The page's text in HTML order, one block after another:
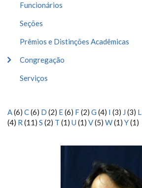
Funcionários
Seções
Prêmios e Distinções Acadêmicas
Congregação
Serviços
A(6) C(6) D (2) E(6) F(2) G (4) I (3) J (3) L
(4) R (11) S (2) T (1) U (1) V(5) W(1) Y(1)